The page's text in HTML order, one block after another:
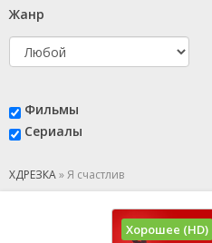
Жанр
Фильмы
Сериалы
ХДРЕЗКА»Я счастлив
Хорошее (HD)